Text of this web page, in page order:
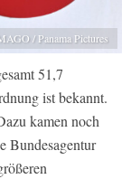
/ Panama Pictures
51,7
ist bekannt.
kamen noch
Bundesagentur